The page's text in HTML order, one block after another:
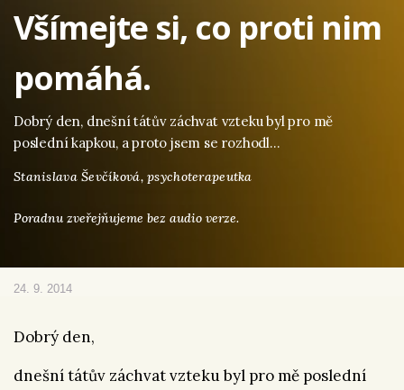
Všímejte si, co proti nim
pomáhá.
Dobrý den, dnešní tátův záchvat vzteku byl pro mě
poslední kapkou, a proto jsem se rozhodl…
Stanislava Ševčíková,psychoterapeutka
Poradnu zveřejňujeme bez audio verze.
24. 9. 2014
Dobrý den,
dnešní tátův záchvat vzteku byl pro mě poslední